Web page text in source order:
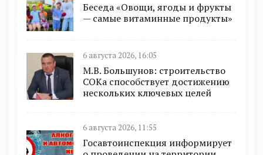
Беседа «Овощи, ягоды и фрукты
— самые витаминные продукты»
6 августа 2026, 16:05
М.В. Большунов: строительство
СОКа способствует достижению
нескольких ключевых целей
6 августа 2026, 11:55
Госавтоинспекция информирует